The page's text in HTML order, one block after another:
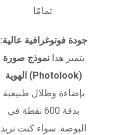
تمامًا.
جودة فوتوغرافية عالية:
يتميز هذانموذج صورة
الهوية (Photolook)
بإضاءة وظلال طبيعية
بدقة 600 نقطة في
البوصة. سواء كنت تريد